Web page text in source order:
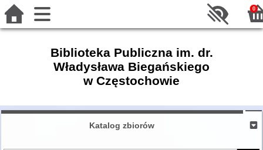
0
Biblioteka Publiczna im. dr.
Władysława Biegańskiego
w Częstochowie
Katalog zbiorów